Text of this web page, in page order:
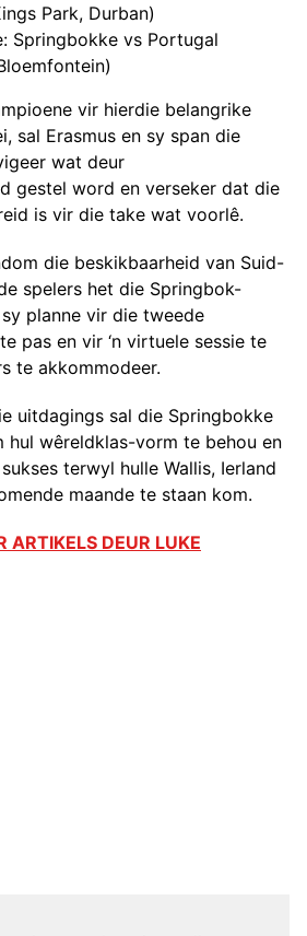
Park, Durban)
Springbokke vs Portugal
vir hierdie belangrike
sal Erasmus en sy span die
wat deur
gestel word en verseker dat die
is vir die take wat voorlê.
die beskikbaarheid van Suid-
spelers het die Springbok-
planne vir die tweede
pas en vir ‘n virtuele sessie te
te akkommodeer.
uitdagings sal die Springbokke
hul wêreldklas-vorm te behou en
terwyl hulle Wallis, Ierland
maande te staan kom.
ARTIKELS DEUR LUKE